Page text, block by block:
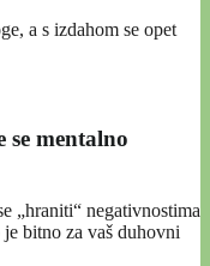
a s izdahom se opet
se mentalno
„hraniti“ negativnostima
bitno za vaš duhovni